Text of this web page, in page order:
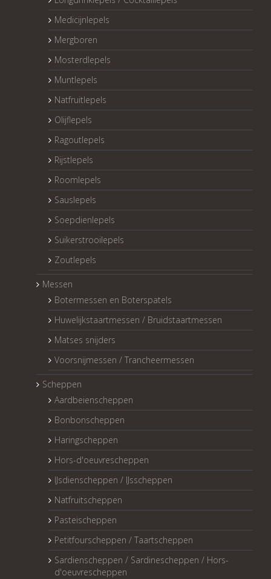
Medicijnlepels
Mergboren
Mosterdlepels
Muntlepels
Natfruitlepels
Olijflepels
Ragoutlepels
Rijstlepels
Roomlepels
Sauslepels
Soepdienlepels
Suikerstrooilepels
Zoutlepels
Messen
Botermessen en Boterspatels
Huwelijkstaartmessen / Bruidstaartmessen
Matses snijders
Voorsnijmessen / Trancheermessen
Scheppen
Aardbeienscheppen
Bonbonscheppen
Haringscheppen
Hors-d'oeuvrescheppen
IJsdienscheppen / IJsscheppen
Natfruitscheppen
Pasteischeppen
Petitfourscheppen / Taartscheppen
Sardienscheppen / Sardinescheppen / Hors-
d'oeuvrescheppen